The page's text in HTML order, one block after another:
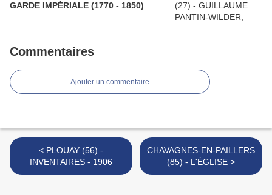
GARDE IMPÉRIALE (1770 - 1850)
Commentaires
Ajouter un commentaire
< PLOUAY (56) -
INVENTAIRES - 1906
CHAVAGNES-EN-PAILLERS
(85) - L'ÉGLISE >